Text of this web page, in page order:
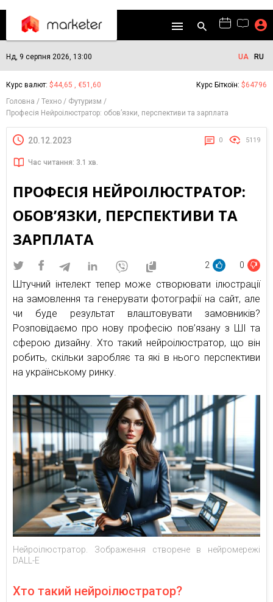
Нд, 9 серпня 2026, 13:00 UA RU
Курс валют: $44,65 , €51,60 Курс Біткоїн: $64796
Головна
Техно
Футуризм
Професія Нейроілюстратор: обов’язки, перспективи та зарплата
20.12.2023 0 5119
Час читання: 3.1 хв.
ПРОФЕСІЯ НЕЙРОІЛЮСТРАТОР:
ОБОВ’ЯЗКИ, ПЕРСПЕКТИВИ ТА
ЗАРПЛАТА
2 0
Штучний інтелект тепер може створювати ілюстрації
на замовлення та генерувати фотографії на сайт, але
чи буде результат влаштовувати замовників?
Розповідаємо про нову професію пов’язану з ШІ та
сферою дизайну. Хто такий нейроілюстратор, що він
робить, скільки заробляє та які в нього перспективи
на українському ринку.
Нейроілюстратор. Зображення створене в нейромережі
DALL-E
Хто такий нейроілюстратор?